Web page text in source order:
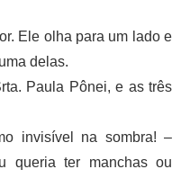
Ele olha para um lado e
delas.
Paula Pônei, e as três
invisível na sombra! –
queria ter manchas ou